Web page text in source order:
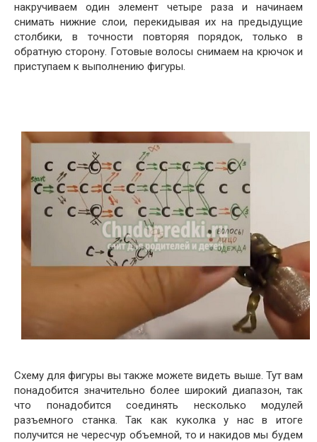
накручиваем один элемент четыре раза и начинаем
снимать нижние слои, перекидывая их на предыдущие
столбики, в точности повторяя порядок, только в
обратную сторону. Готовые волосы снимаем на крючок и
приступаем к выполнению фигуры.
Схему для фигуры вы также можете видеть выше. Тут вам
понадобится значительно более широкий диапазон, так
что понадобится соединять несколько модулей
разъемного станка. Так как куколка у нас в итоге
получится не чересчур объемной, то и накидов мы будем